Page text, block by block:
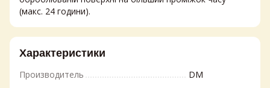
(макс. 24 години).
Характеристики
Производитель
DM